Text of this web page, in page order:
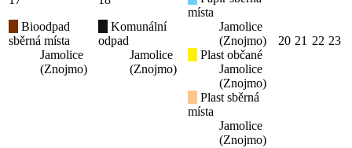
Bioodpad
sběrná místa
Jamolice
(Znojmo)
Komunální
odpad
Jamolice
(Znojmo)
místa
Jamolice
(Znojmo)
Plast občané
Jamolice
(Znojmo)
Plast sběrná
místa
Jamolice
(Znojmo)
20 21 22 23